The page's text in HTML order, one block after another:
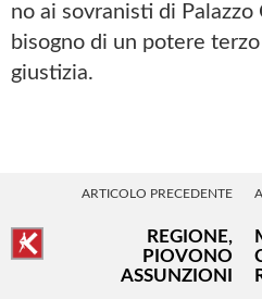
no ai sovranisti di Palazzo
bisogno di un potere
giustizia.
ARTICOLO PRECEDENTE
REGIONE,
PIOVONO
ASSUNZIONI